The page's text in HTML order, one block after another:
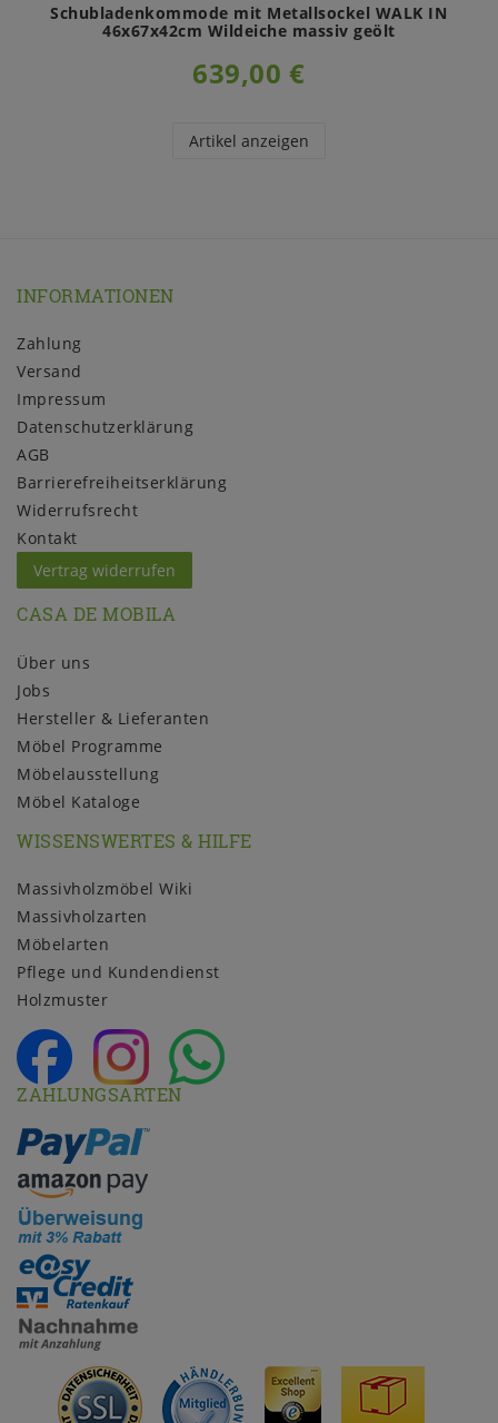
Schubladenkommode mit Metallsockel WALK IN
46x67x42cm Wildeiche massiv geölt
639,00 €
Artikel anzeigen
INFORMATIONEN
Zahlung
Versand
Impressum
Daten­schutz­erklärung
AGB
Barrierefreiheitserklärung
Widerrufs­recht
Kontakt
Vertrag widerrufen
CASA DE MOBILA
Über uns
Jobs
Hersteller & Lieferanten
Möbel Programme
Möbelausstellung
Möbel Kataloge
WISSENSWERTES & HILFE
Massivholzmöbel Wiki
Massivholzarten
Möbelarten
Pflege und Kundendienst
Holzmuster
ZAHLUNGSARTEN